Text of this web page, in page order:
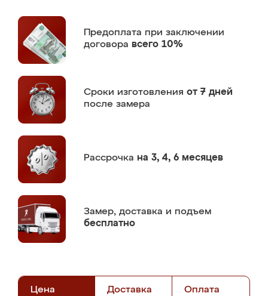
Предоплата при заключении
договора всего 10%
Сроки изготовления от 7 дней
после замера
Рассрочка на 3, 4, 6 месяцев
Замер, доставка и подъем
бесплатно
Цена Доставка Оплата